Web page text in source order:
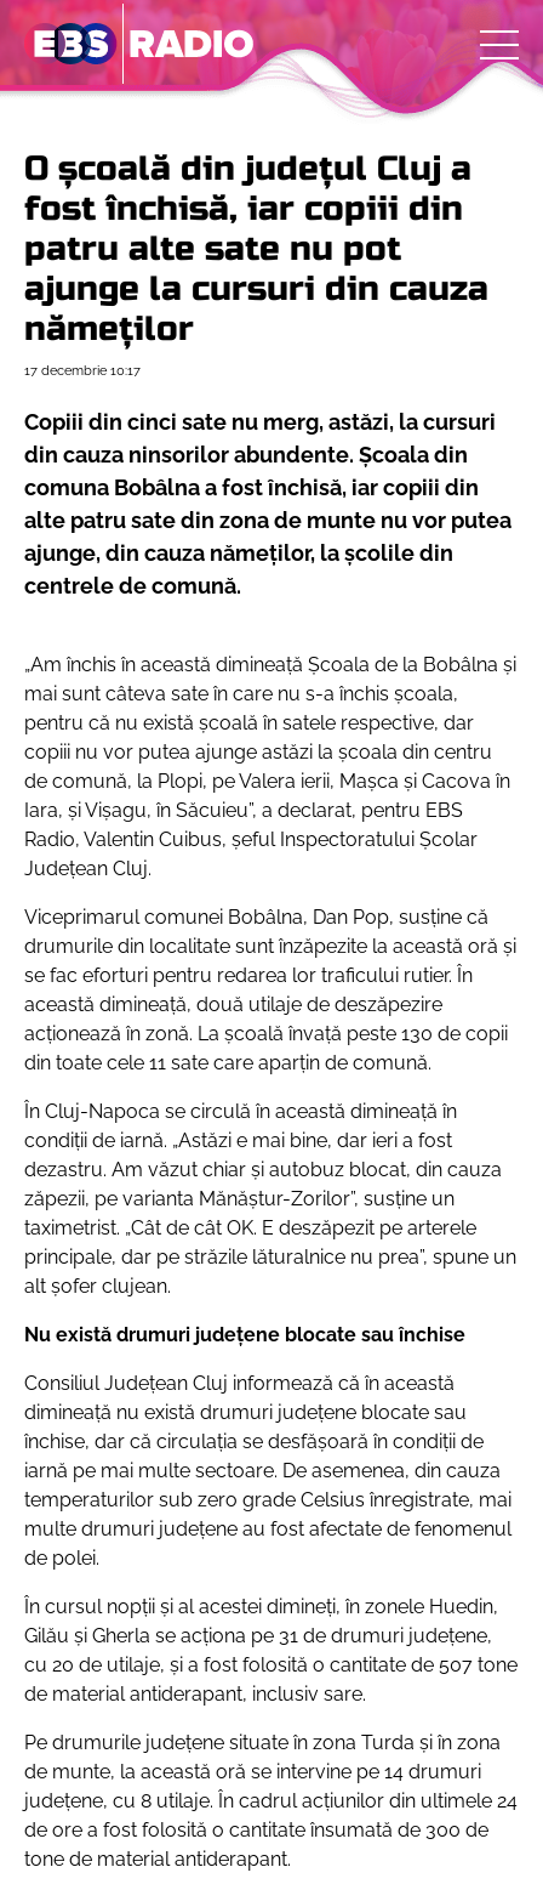
O școală din județul Cluj a
fost închisă, iar copiii din
patru alte sate nu pot
ajunge la cursuri din cauza
nămeților
17 decembrie 10:17
Copiii din cinci sate nu merg, astăzi, la cursuri
din cauza ninsorilor abundente. Școala din
comuna Bobâlna a fost închisă, iar copiii din
alte patru sate din zona de munte nu vor putea
ajunge, din cauza nămeților, la școlile din
centrele de comună.
„Am închis în această dimineață Școala de la Bobâlna și
mai sunt câteva sate în care nu s-a închis școala,
pentru că nu există școală în satele respective, dar
copiii nu vor putea ajunge astăzi la școala din centru
de comună, la Plopi, pe Valera ierii, Mașca și Cacova în
Iara, și Vișagu, în Săcuieu”, a declarat, pentru EBS
Radio, Valentin Cuibus, șeful Inspectoratului Școlar
Județean Cluj.
Viceprimarul comunei Bobâlna, Dan Pop, susține că
drumurile din localitate sunt înzăpezite la această oră și
se fac eforturi pentru redarea lor traficului rutier. În
această dimineață, două utilaje de deszăpezire
acționează în zonă. La școală învață peste 130 de copii
din toate cele 11 sate care aparțin de comună.
În Cluj-Napoca se circulă în această dimineață în
condiții de iarnă. „Astăzi e mai bine, dar ieri a fost
dezastru. Am văzut chiar și autobuz blocat, din cauza
zăpezii, pe varianta Mănăștur-Zorilor”, susține un
taximetrist. „Cât de cât OK. E deszăpezit pe arterele
principale, dar pe străzile lăturalnice nu prea”, spune un
alt șofer clujean.
Nu există drumuri județene blocate sau închise
Consiliul Județean Cluj informează că în această
dimineață nu există drumuri județene blocate sau
închise, dar că circulația se desfășoară în condiții de
iarnă pe mai multe sectoare. De asemenea, din cauza
temperaturilor sub zero grade Celsius înregistrate, mai
multe drumuri judeţene au fost afectate de fenomenul
de polei.
În cursul nopții și al acestei dimineți, în zonele Huedin,
Gilău şi Gherla se acţiona pe 31 de drumuri judeţene,
cu 20 de utilaje, și a fost folosită o cantitate de 507 tone
de material antiderapant, inclusiv sare.
Pe drumurile judeţene situate în zona Turda şi în zona
de munte, la această oră se intervine pe 14 drumuri
judeţene, cu 8 utilaje. În cadrul acţiunilor din ultimele 24
de ore a fost folosită o cantitate însumată de 300 de
tone de material antiderapant.